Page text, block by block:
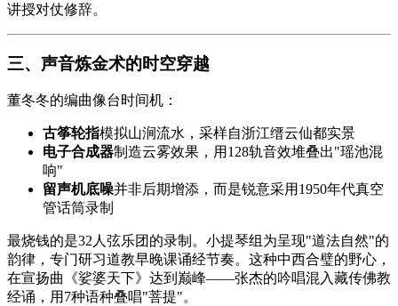
讲授对仗修辞。
三、声音炼金术的时空穿越
董冬冬的编曲像台时间机：
古筝轮指模拟山涧流水，采样自浙江缙云仙都实景
电子合成器制造云雾效果，用128轨音效堆叠出"瑶池混
响"
留声机底噪并非后期增添，而是锐意采用1950年代真空
管话筒录制
最烧钱的是32人弦乐团的录制。小提琴组为呈现"道法自然"的
韵律，专门研习道教早晚课诵经节奏。这种中西合璧的野心，
在宣扬曲《娑婆天下》达到巅峰——张杰的吟唱混入藏传佛教
经诵，用7种语种叠唱"菩提"。